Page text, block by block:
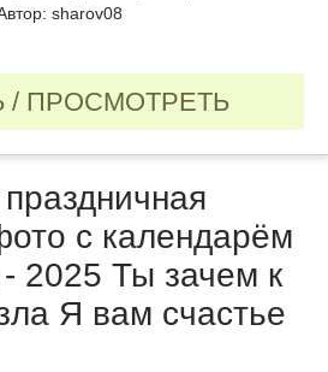
sharov08
/ ПРОСМОТРЕТЬ
с календарём
- 2025 Ты зачем к
Я вам счастье